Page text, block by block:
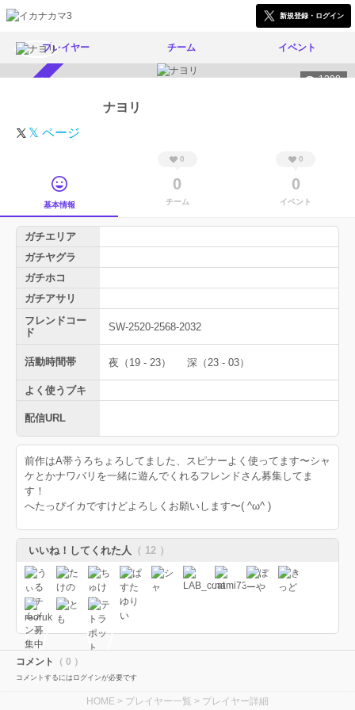
新規登録・ログイン
プレイヤー チーム イベント
1308
ナヨリ
𝕏 ページ
基本情報
0
0
チーム
0
0
イベント
ガチエリア
ガチヤグラ
ガチホコ
ガチアサリ
フレンドコー
ド
SW-2520-2568-2032
活動時間帯 夜（19 - 23） 深（23 - 03）
よく使うブキ
配信URL
前作はA帯うろちょろしてました、スピナーよく使ってます〜シャ
ケとかナワバリを一緒に遊んでくれるフレンドさん募集してま
す！
へたっぴイカですけどよろしくお願いします〜( ^ω^ )
いいね！してくれた人 （ 12 ）
コメント （ 0 ）
コメントするにはログインが必要です
HOME > プレイヤー一覧 > プレイヤー詳細